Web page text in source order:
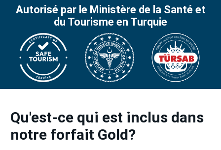
Autorisé par le Ministère de la Santé et
du Tourisme en Turquie
Qu'est-ce qui est inclus dans
notre forfait Gold?